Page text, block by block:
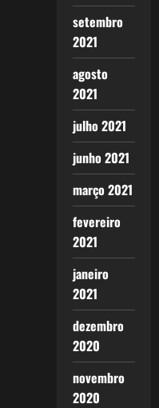
setembro
2021
agosto
2021
julho 2021
junho 2021
março 2021
fevereiro
2021
janeiro
2021
dezembro
2020
novembro
2020